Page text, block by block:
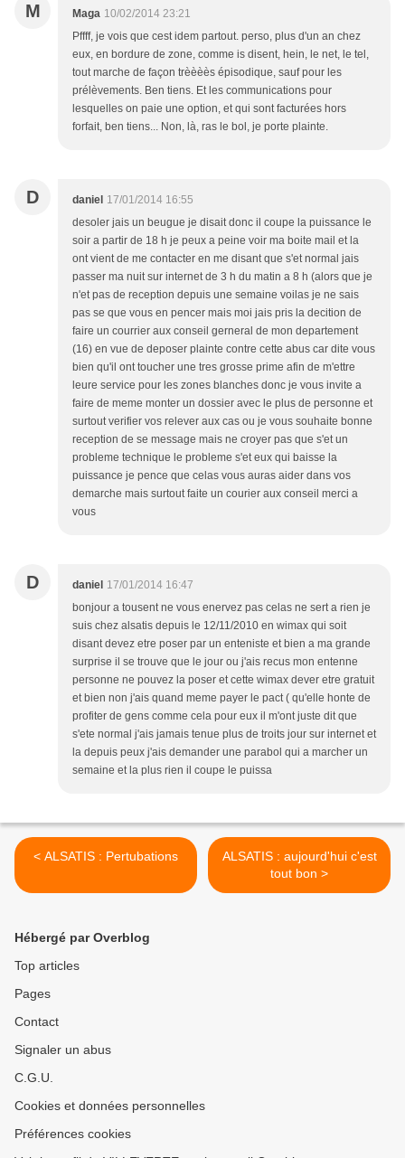
M Maga 10/02/2014 23:21
Pffff, je vois que cest idem partout. perso, plus d'un an chez
eux, en bordure de zone, comme is disent, hein, le net, le tel,
tout marche de façon trèèèès épisodique, sauf pour les
prélèvements. Ben tiens. Et les communications pour
lesquelles on paie une option, et qui sont facturées hors
forfait, ben tiens... Non, là, ras le bol, je porte plainte.
D daniel 17/01/2014 16:55
desoler jais un beugue je disait donc il coupe la puissance le
soir a partir de 18 h je peux a peine voir ma boite mail et la
ont vient de me contacter en me disant que s'et normal jais
passer ma nuit sur internet de 3 h du matin a 8 h (alors que je
n'et pas de reception depuis une semaine voilas je ne sais
pas se que vous en pencer mais moi jais pris la decition de
faire un courrier aux conseil gerneral de mon departement
(16) en vue de deposer plainte contre cette abus car dite vous
bien qu'il ont toucher une tres grosse prime afin de m'ettre
leure service pour les zones blanches donc je vous invite a
faire de meme monter un dossier avec le plus de personne et
surtout verifier vos relever aux cas ou je vous souhaite bonne
reception de se message mais ne croyer pas que s'et un
probleme technique le probleme s'et eux qui baisse la
puissance je pence que celas vous auras aider dans vos
demarche mais surtout faite un courier aux conseil merci a
vous
D daniel 17/01/2014 16:47
bonjour a tousent ne vous enervez pas celas ne sert a rien je
suis chez alsatis depuis le 12/11/2010 en wimax qui soit
disant devez etre poser par un enteniste et bien a ma grande
surprise il se trouve que le jour ou j'ais recus mon entenne
personne ne pouvez la poser et cette wimax dever etre gratuit
et bien non j'ais quand meme payer le pact ( qu'elle honte de
profiter de gens comme cela pour eux il m'ont juste dit que
s'ete normal j'ais jamais tenue plus de troits jour sur internet et
la depuis peux j'ais demander une parabol qui a marcher un
semaine et la plus rien il coupe le puissa
< ALSATIS : Pertubations
ALSATIS : aujourd'hui c'est
tout bon >
Hébergé par Overblog
Top articles
Pages
Contact
Signaler un abus
C.G.U.
Cookies et données personnelles
Préférences cookies